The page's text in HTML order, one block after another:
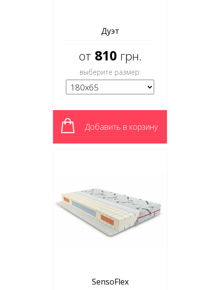
Дуэт
от 810 грн.
выберите размер:
Добавить в корзину
SensoFlex